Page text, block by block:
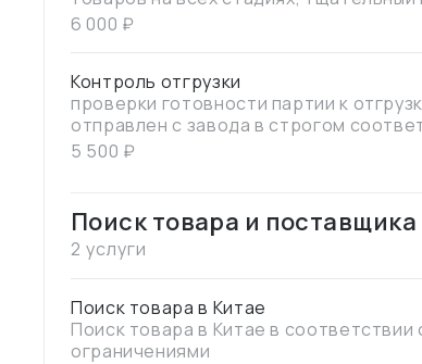
комплектациям, свойствам,
6 000 ₽
Контроль отгрузки
проверки готовности партии к
отправлен с завода в строгом
количеством заказа.
5 500 ₽
Поиск товара и поставщика
2 услуги
Поиск товара в Китае
Поиск товара в Китае в
ограничениями